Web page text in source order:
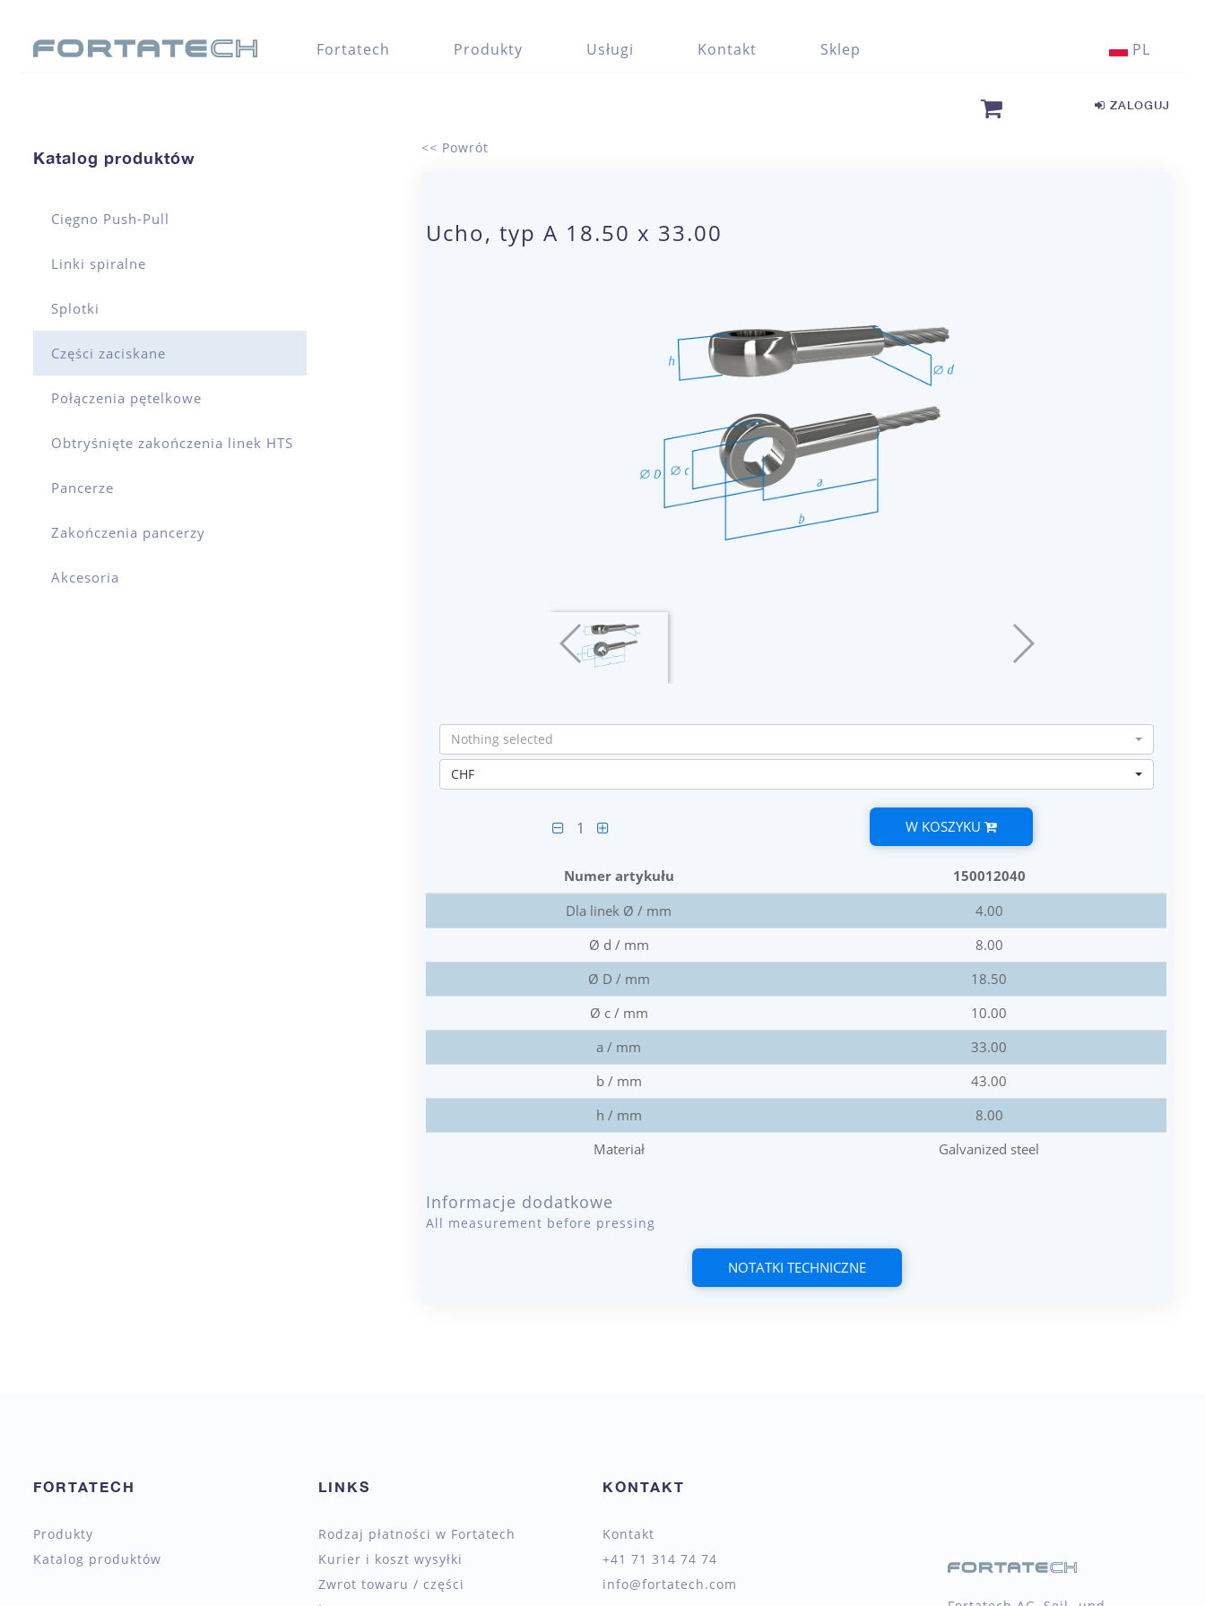
Fortatech Produkty Usługi Kontakt Sklep PL
ZALOGUJ
Katalog produktów
Cięgno Push-Pull
Linki spiralne
Splotki
Części zaciskane
Połączenia pętelkowe
Obtryśnięte zakończenia linek HTS
Pancerze
Zakończenia pancerzy
Akcesoria
<< Powrót
Ucho, typ A 18.50 x 33.00
Nothing selected
CHF
1 W KOSZYKU
Numer artykułu
150012040
Dla linek Ø / mm
4.00
Ø d / mm
8.00
Ø D / mm
18.50
Ø c / mm
10.00
a / mm
33.00
b / mm
43.00
h / mm
8.00
Materiał
Galvanized steel
Informacje dodatkowe
All measurement before pressing
NOTATKI TECHNICZNE
FORTATECH
Produkty
Katalog produktów
LINKS
Rodzaj płatności w Fortatech
Kurier i koszt wysyłki
Zwrot towaru / części
KONTAKT
Kontakt
+41 71 314 74 74
info@fortatech.com